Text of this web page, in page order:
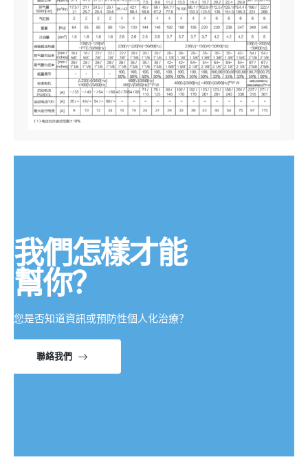
我們怎樣才能
幫你？
您是否知道資訊或預防性個人化治療？
聯絡我們